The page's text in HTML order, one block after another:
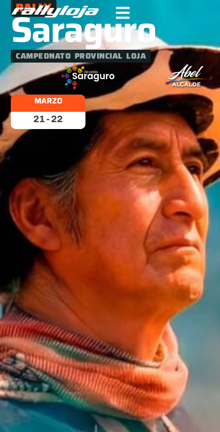
RALLY
Saraguro
CAMPEONATO PROVINCIAL LOJA
MARZO
21-22